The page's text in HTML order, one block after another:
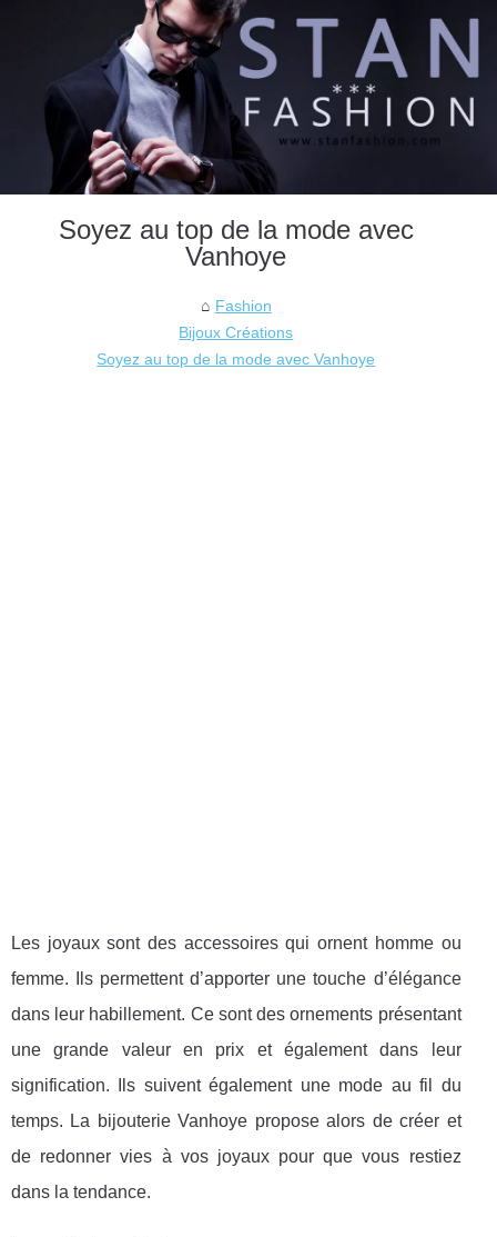
Soyez au top de la mode avec
Vanhoye
Fashion
Bijoux Créations
Soyez au top de la mode avec Vanhoye
Les joyaux sont des accessoires qui ornent homme ou
femme. Ils permettent d’apporter une touche d’élégance
dans leur habillement. Ce sont des ornements présentant
une grande valeur en prix et également dans leur
signification. Ils suivent également une mode au fil du
temps. La bijouterie Vanhoye propose alors de créer et
de redonner vies à vos joyaux pour que vous restiez
dans la tendance.